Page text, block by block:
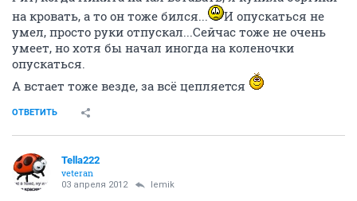
на кровать, а то он тоже бился...
И опускаться не
умел, просто руки отпускал...Сейчас тоже не очень
умеет, но хотя бы начал иногда на коленочки
опускаться.
А встает тоже везде, за всё цепляется
ОТВЕТИТЬ
Tella222
veteran
03 апреля 2012 lemik